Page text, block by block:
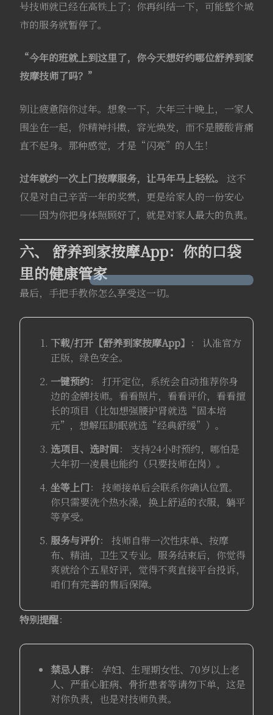
号技师就已经在高铁上了；你再纠结一下，可能整个城
市的服务就暂停了。
“今年的班就上到这里了，你今天想好约哪位舒养到家
按摩技师了吗？”
别让疲惫陪你过年。想象一下，大年三十晚上，一家人
围坐在一起，你精神抖擞，容光焕发，而不是腰酸背痛
直不起身。那种感觉，才是“闪亮”的人生！
过年就约一次上门按摩服务，让马年马上轻松。
这不
仅是对自己辛苦一年的奖赏，更是给家人的一份安心
——因为你把身体照顾好了，就是对家人最大的负责。
六、 舒养到家按摩App：你的口袋
里的健康管家
最后，手把手教你怎么享受这一切。
下载/打开【舒养到家按摩App】 ： 认准官方
正版，绿色安全。
一键预约： 打开定位，系统会自动推荐你身
边的金牌技师。看看照片，看看评价，看看擅
长的项目（比如想强腰护肾就选“固本培
元”，想解压助眠就选“经典舒缓”）。
选项目、选时间： 支持24小时预约，哪怕是
大年初一凌晨也能约（只要技师在岗）。
坐等上门： 技师接单后会联系你确认位置。
你只需要洗个热水澡，换上舒适的衣服，躺平
等享受。
服务与评价： 技师自带一次性床单、按摩
布、精油，卫生又专业。服务结束后，你觉得
爽就给个五星好评，觉得不爽直接平台投诉，
咱们有完善的售后保障。
特别提醒：
禁忌人群： 孕妇、生理期女性、70岁以上老
人、严重心脏病、骨折患者等请勿下单，这是
对你负责，也是对技师负责。